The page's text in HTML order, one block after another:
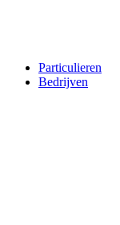
Particulieren
Bedrijven